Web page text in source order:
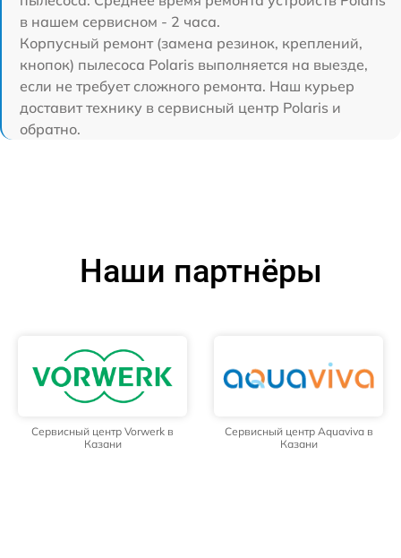
в нашем сервисном - 2 часа.
Корпусный ремонт (замена резинок, креплений,
кнопок) пылесоса Polaris выполняется на выезде,
если не требует сложного ремонта. Наш курьер
доставит технику в сервисный центр Polaris и
обратно.
Наши партнёры
Сервисный центр Vorwerk в
Казани
Сервисный центр Aquaviva в
Казани